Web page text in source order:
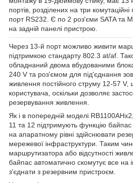
портів, розділених на три
порт RS232. Є по 2 роз'єми SATA та
на задній панелі пристрою.
Через 13-й порт можливо живити
підтримкою стандарту 802.3 at/af.
обладнаний двома вбудованими
240 V та роз'ємом для під'єднання
живлення постійного струму 12-57
користувача, оскільки дозволяє
резервування живлення.
Як і в попередній моделі
11 та 12 підтримують функцію
на апаратному рівні здійснювати
мережевої інфраструктури. Таким
маршрутизатора або відсутності
байпас автоматично скомутує все на
з'єднати з резервним пристроєм.